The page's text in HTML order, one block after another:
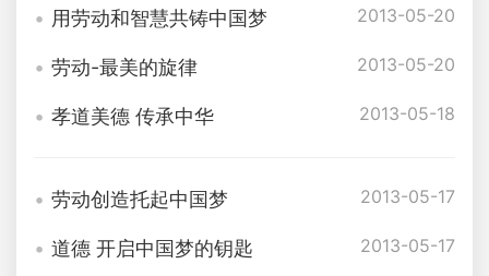
用劳动和智慧共铸中国梦 2013-05-20
劳动-最美的旋律 2013-05-20
孝道美德 传承中华 2013-05-18
劳动创造托起中国梦 2013-05-17
道德 开启中国梦的钥匙 2013-05-17